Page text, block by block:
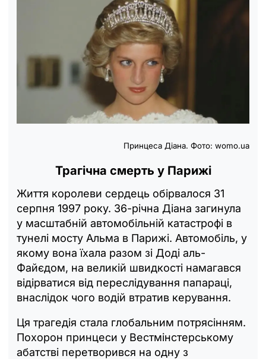
Принцеса Діана. Фото: womo.ua
Трагічна смерть у Парижі
Життя королеви сердець обірвалося 31
серпня 1997 року. 36-річна Діана загинула
у масштабній автомобільній катастрофі в
тунелі мосту Альма в Парижі. Автомобіль, у
якому вона їхала разом зі Доді аль-
Файєдом, на великій швидкості намагався
відірватися від переслідування папараці,
внаслідок чого водій втратив керування.
Ця трагедія стала глобальним потрясінням.
Похорон принцеси у Вестмінстерському
абатстві перетворився на одну з